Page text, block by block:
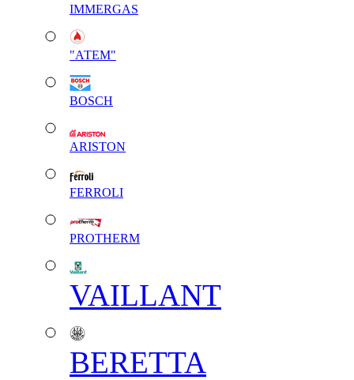
IMMERGAS
"АТЕМ"
BOSCH
ARISTON
FERROLI
PROTHERM
VAILLANT
BERETTA